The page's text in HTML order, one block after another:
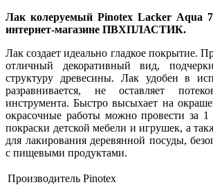
Лак колеруемый Pinotex Lacker Aqua
интернет-магазине ПВХПЛАСТИК.
Лак создает идеально гладкое покрытие.
отличный декоративный вид,
структуру древесины. Лак удобен в
разравнивается, не оставляет
инструмента. Быстро высыхает на
окрасочные работы можно провести за
покраски детской мебели и игрушек, а
для лакирования деревянной посуды,
с пищевыми продуктами.
Производитель Pinotex